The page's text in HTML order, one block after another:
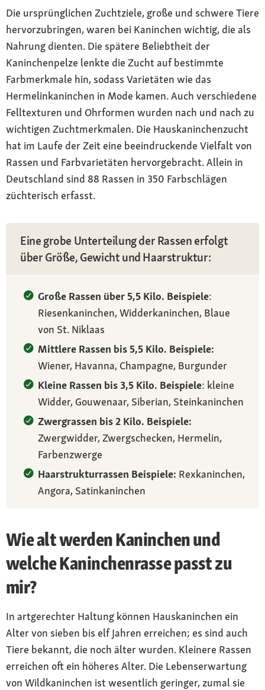
Die ursprünglichen Zuchtziele, große und schwere Tiere
hervorzubringen, waren bei Kaninchen wichtig, die als
Nahrung dienten. Die spätere Beliebtheit der
Kaninchenpelze lenkte die Zucht auf bestimmte
Farbmerkmale hin, sodass Varietäten wie das
Hermelinkaninchen in Mode kamen. Auch verschiedene
Felltexturen und Ohrformen wurden nach und nach zu
wichtigen Zuchtmerkmalen. Die Hauskaninchenzucht
hat im Laufe der Zeit eine beeindruckende Vielfalt von
Rassen und Farbvarietäten hervorgebracht. Allein in
Deutschland sind 88 Rassen in 350 Farbschlägen
züchterisch erfasst.
Eine grobe Unterteilung der Rassen erfolgt
über Größe, Gewicht und Haarstruktur:
Große Rassen über 5,5 Kilo. Beispiele:
Riesenkaninchen, Widderkaninchen, Blaue
von St. Niklaas
Mittlere Rassen bis 5,5 Kilo. Beispiele:
Wiener, Havanna, Champagne, Burgunder
Kleine Rassen bis 3,5 Kilo. Beispiele: kleine
Widder, Gouwenaar, Siberian, Steinkaninchen
Zwergrassen bis 2 Kilo. Beispiele:
Zwergwidder, Zwergschecken, Hermelin,
Farbenzwerge
Haarstrukturrassen Beispiele: Rexkaninchen,
Angora, Satinkaninchen
Wie alt werden Kaninchen und
welche Kaninchenrasse passt zu
mir?
In artgerechter Haltung können Hauskaninchen ein
Alter von sieben bis elf Jahren erreichen; es sind auch
Tiere bekannt, die noch älter wurden. Kleinere Rassen
erreichen oft ein höheres Alter. Die Lebenserwartung
von Wildkaninchen ist wesentlich geringer, zumal sie